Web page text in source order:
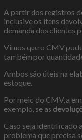
A partir dos registros
inclusive os itens
demanda dos clientes
Vimos que o CMV
também por
Ambos são úteis na
estoque.
Por meio do CMV, a
exemplo, se as
Caso seja identificado
problema que precisa